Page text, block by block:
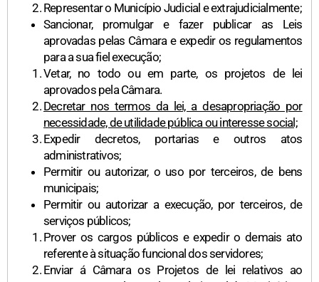
Representar o Município Judicial e extrajudicialmente;
Sancionar, promulgar e fazer publicar as Leis
aprovadas pelas Câmara e expedir os regulamentos
para a sua fiel execução;
Vetar, no todo ou em parte, os projetos de lei
aprovados pela Câmara.
Decretar nos termos da lei, a desapropriação por
necessidade, de utilidade pública ou interesse social;
Expedir decretos, portarias e outros atos
administrativos;
Permitir ou autorizar, o uso por terceiros, de bens
municipais;
Permitir ou autorizar a execução, por terceiros, de
serviços públicos;
Prover os cargos públicos e expedir o demais ato
referente à situação funcional dos servidores;
Enviar á Câmara os Projetos de lei relativos ao